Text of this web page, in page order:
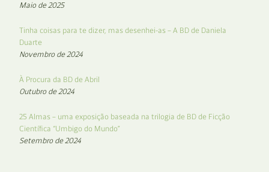
Maio de 2025
Tinha coisas para te dizer, mas desenhei-as – A BD de Daniela
Duarte
Novembro de 2024
À Procura da BD de Abril
Outubro de 2024
25 Almas – uma exposição baseada na trilogia de BD de Ficção
Científica “Umbigo do Mundo”
Setembro de 2024